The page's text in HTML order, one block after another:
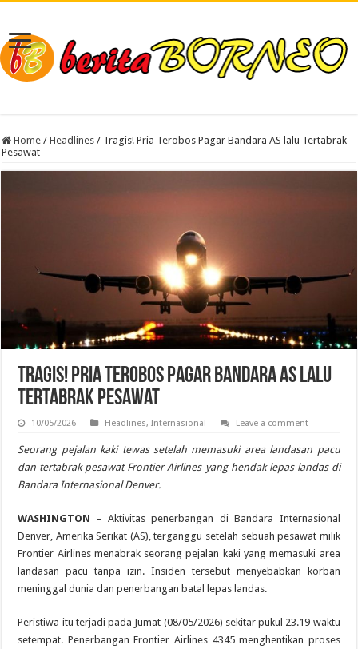
Home / Headlines / Tragis! Pria Terobos Pagar Bandara AS lalu Tertabrak
Pesawat
Tragis! Pria Terobos Pagar Bandara AS lalu
Tertabrak Pesawat
10/05/2026 Headlines,Internasional Leave a comment
Seorang pejalan kaki tewas setelah memasuki area landasan pacu
dan tertabrak pesawat Frontier Airlines yang hendak lepas landas di
Bandara Internasional Denver.
WASHINGTON – Aktivitas penerbangan di Bandara Internasional
Denver, Amerika Serikat (AS), terganggu setelah sebuah pesawat milik
Frontier Airlines menabrak seorang pejalan kaki yang memasuki area
landasan pacu tanpa izin. Insiden tersebut menyebabkan korban
meninggal dunia dan penerbangan batal lepas landas.
Peristiwa itu terjadi pada Jumat (08/05/2026) sekitar pukul 23.19 waktu
setempat. Penerbangan Frontier Airlines 4345 menghentikan proses